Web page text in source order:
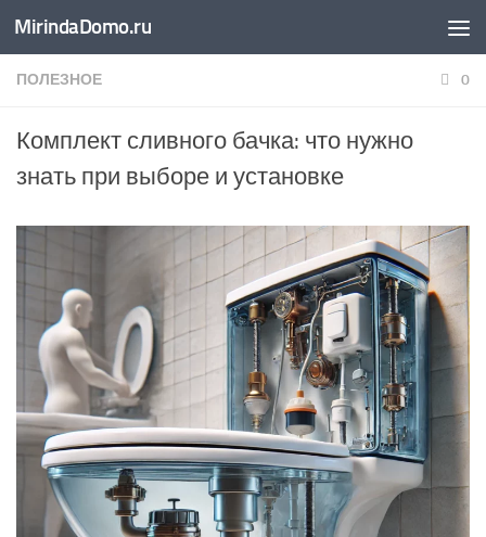
Перейти к содержимому
MirindaDomo.ru
ПОЛЕЗНОЕ 0
Комплект сливного бачка: что нужно
знать при выборе и установке